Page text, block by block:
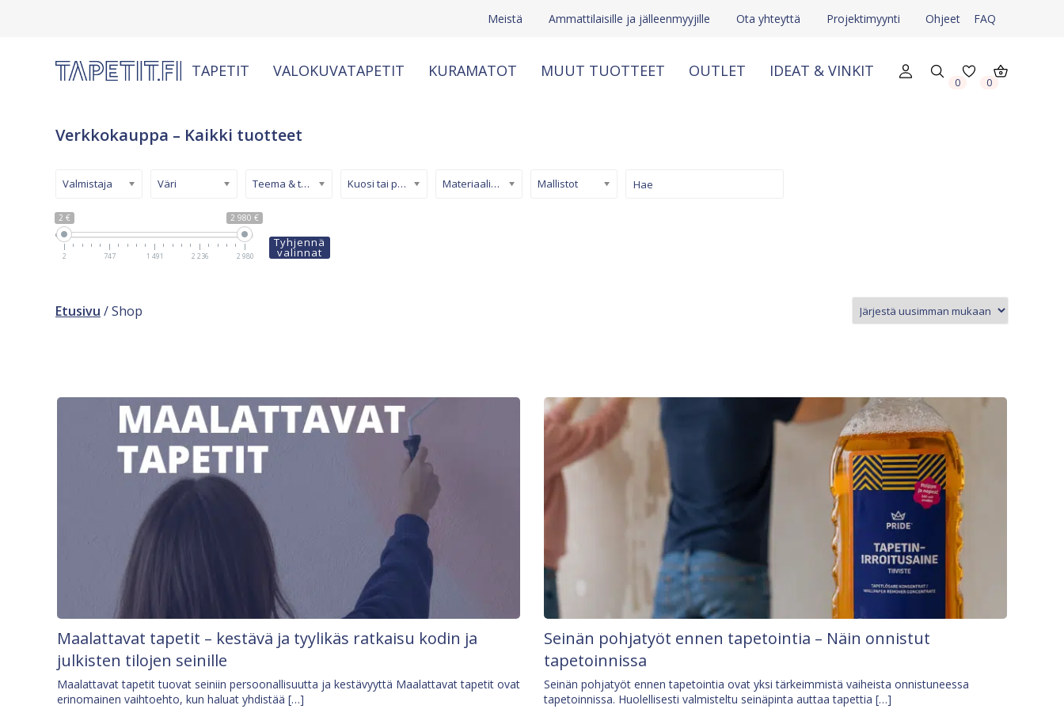
Meistä Ammattilaisille ja jälleenmyyjille Ota yhteyttä Projektimyynti Ohjeet FAQ
TAPETIT VALOKUVATAPETIT KURAMATOT MUUT TUOTTEET OUTLET IDEAT & VINKIT
0 0
Verkkokauppa – Kaikki tuotteet
2 € 2 980 €
2 747 1 491 2 236 2 980
Valmistaja Väri Teema & tyyli Kuosi tai pinta Materiaali/ tuotetyyppi Mallistot
Tyhjennä
valinnat
Etusivu / Shop
Maalattavat tapetit – kestävä ja tyylikäs ratkaisu kodin ja
julkisten tilojen seinille
Maalattavat tapetit tuovat seiniin persoonallisuutta ja kestävyyttä Maalattavat tapetit ovat
erinomainen vaihtoehto, kun haluat yhdistää […]
Seinän pohjatyöt ennen tapetointia – Näin onnistut
tapetoinnissa
Seinän pohjatyöt ennen tapetointia ovat yksi tärkeimmistä vaiheista onnistuneessa
tapetoinnissa. Huolellisesti valmisteltu seinäpinta auttaa tapettia […]